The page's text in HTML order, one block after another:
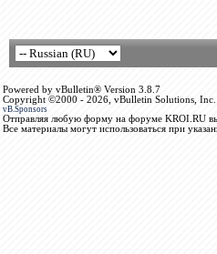
Powered by vBulletin® Version 3.8.7
Copyright ©2000 - 2026, vBulletin Solutions, Inc.
vB.Sponsors
Отправляя любую форму на форуме KROI.RU вы
Все материалы могут использоваться при